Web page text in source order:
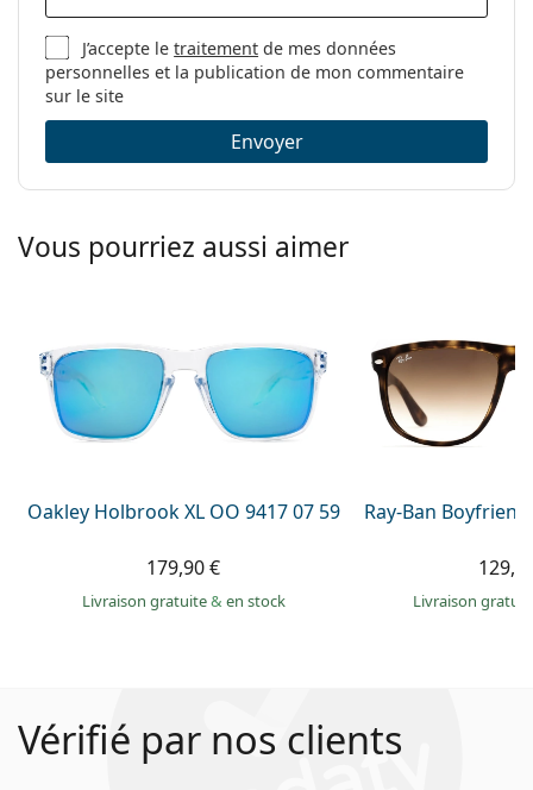
J’accepte letraitement de mes données
personnelles et la publication de mon commentaire
sur le site
Envoyer
Vous pourriez aussi aimer
Oakley Holbrook XL OO 9417 07 59
179,90 €
Livraison gratuite& en stock
Ray-Ban
Livraison
Vérifié par nos clients